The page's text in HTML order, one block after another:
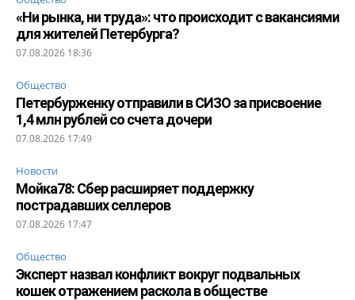
«Ни рынка, ни труда»: что происходит с вакансиями
для жителей Петербурга?
07.08.2026 18:36
Общество
Петербурженку отправили в СИЗО за присвоение
1,4 млн рублей со счета дочери
07.08.2026 17:49
Новости
Мойка78: Сбер расширяет поддержку
пострадавших селлеров
07.08.2026 17:47
Общество
Эксперт назвал конфликт вокруг подвальных
кошек отражением раскола в обществе